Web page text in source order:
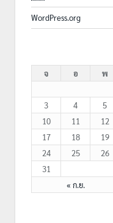
WordPress.org
จ
อ พ
« ก.ย.
3
4 5
10
11 12
17
18 19
24
25 26
31